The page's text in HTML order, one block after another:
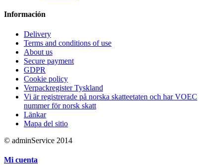
Información
Delivery
Terms and conditions of use
About us
Secure payment
GDPR
Cookie policy
Verpackregister Tyskland
Vi är registrerade på norska skatteetaten och har VOEC
nummer för norsk skatt
Länkar
Mapa del sitio
© adminService 2014
Mi cuenta